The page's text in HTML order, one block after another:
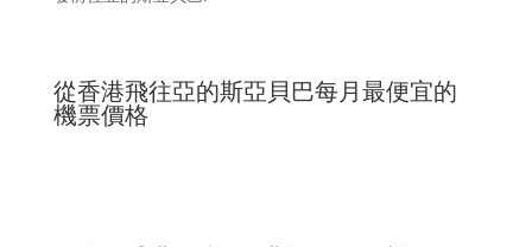
從香港飛往亞的斯亞貝巴每月最便宜的
機票價格